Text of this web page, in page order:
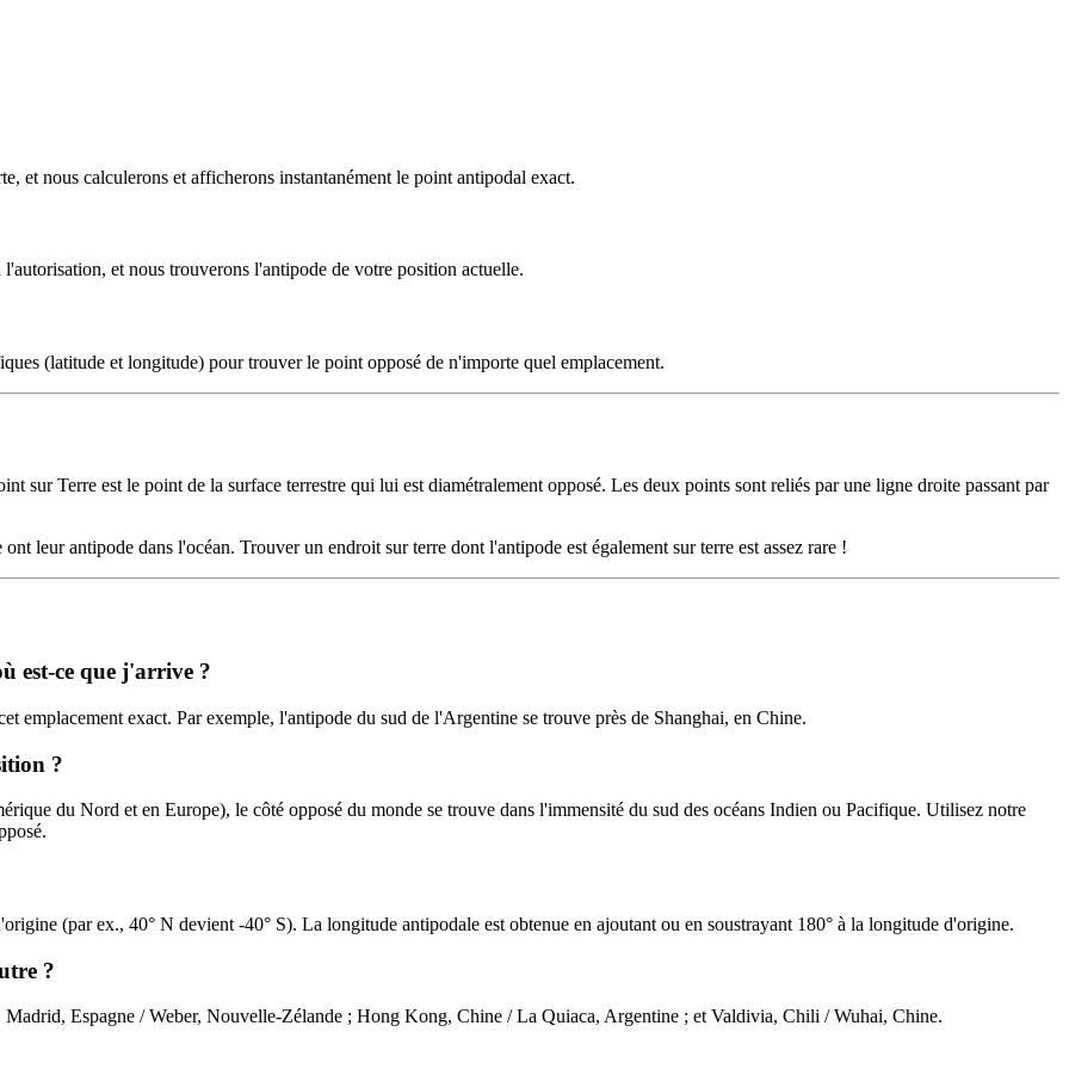
et nous calculerons et afficherons instantanément le point antipodal exact.
et nous trouverons l'antipode de votre position actuelle.
(latitude et longitude) pour trouver le point opposé de n'importe quel emplacement.
sur Terre est le point de la surface terrestre qui lui est diamétralement opposé. Les deux points sont reliés par une ligne droite passant par
leur antipode dans l'océan. Trouver un endroit sur terre dont l'antipode est également sur terre est assez rare !
est-ce que j'arrive ?
emplacement exact. Par exemple, l'antipode du sud de l'Argentine se trouve près de Shanghai, en Chine.
?
du Nord et en Europe), le côté opposé du monde se trouve dans l'immensité du sud des océans Indien ou Pacifique. Utilisez notre
(par ex., 40° N devient -40° S). La longitude antipodale est obtenue en ajoutant ou en soustrayant 180° à la longitude d'origine.
?
Madrid, Espagne / Weber, Nouvelle-Zélande ; Hong Kong, Chine / La Quiaca, Argentine ; et Valdivia, Chili / Wuhai, Chine.